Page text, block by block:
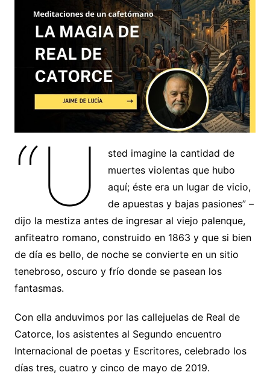
“U
sted imagine la cantidad de
muertes violentas que hubo
aquí; éste era un lugar de vicio,
de apuestas y bajas pasiones” –
dijo la mestiza antes de ingresar al viejo palenque,
anfiteatro romano, construido en 1863 y que si bien
de día es bello, de noche se convierte en un sitio
tenebroso, oscuro y frío donde se pasean los
fantasmas.
Con ella anduvimos por las callejuelas de Real de
Catorce, los asistentes al Segundo encuentro
Internacional de poetas y Escritores, celebrado los
días tres, cuatro y cinco de mayo de 2019.